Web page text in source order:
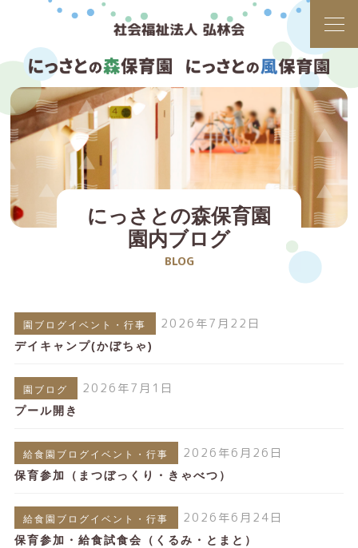
にっさとの森保育園
園内ブログ
BLOG
園ブログイベント・行事 2026年7月22日
デイキャンプ(かぼちゃ)
園ブログ 2026年7月1日
プール開き
給食園ブログイベント・行事 2026年6月26日
保育参加（まつぼっくり・きゃべつ）
給食園ブログイベント・行事 2026年6月24日
保育参加・給食試食会（くるみ・とまと）